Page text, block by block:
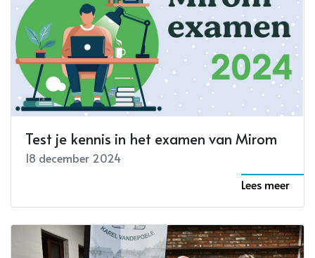
Test je kennis in het examen van Mirom
18 december 2024
Lees meer